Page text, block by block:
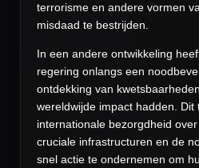
terrorisme en andere vormen
misdaad te bestrijden.
In een andere ontwikkeling
regering onlangs een
ontdekking van
wereldwijde impact hadden.
internationale bezorgdheid
cruciale infrastructuren en de
snel actie te ondernemen om